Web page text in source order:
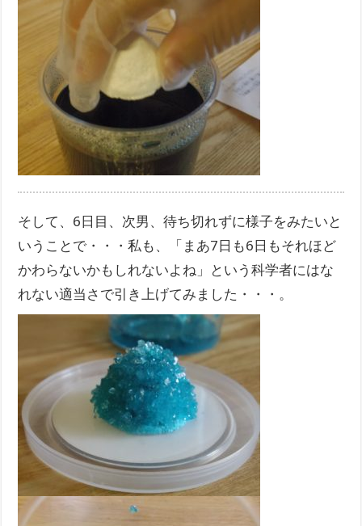
そして、6日目、次男、待ち切れずに様子をみたいと
いうことで・・・私も、「まあ7日も6日もそれほど
かわらないかもしれないよね」という科学者にはな
れない適当さで引き上げてみました・・・。